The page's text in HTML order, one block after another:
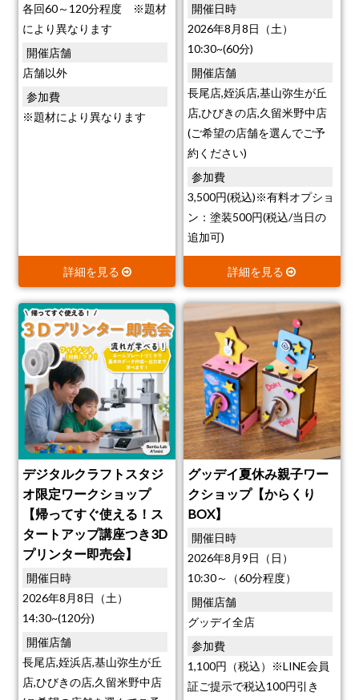
各回60～120分程度 ※題材
により異なります
開催店舗
店舗以外
参加費
※題材により異なります
詳細を見る
開催日時
2026年8月8日（土）
10:30~(60分)
開催店舗
長尾店,姪浜店,基山弥生が丘
店,ひびきの店,久留米野中店
(ご希望の店舗を選んでご予
約ください)
参加費
3,500円(税込)※有料オプショ
ン：塗装500円(税込/当日の
追加可)
詳細を見る
デジタルクラフトスタジ
オ限定ワークショップ
【帰ってすぐ使える！ス
タートアップ講座つき3D
プリンター即売会】
開催日時
2026年8月8日（土）
14:30~(120分)
開催店舗
長尾店,姪浜店,基山弥生が丘
店,ひびきの店,久留米野中店
グッデイ夏休み親子ワー
クショップ【からくり
BOX】
開催日時
2026年8月9日（日）
10:30～（60分程度）
開催店舗
グッデイ全店
参加費
1,100円（税込）※LINE会員
証ご提示で税込100円引き